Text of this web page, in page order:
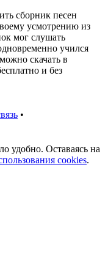
сборник песен
усмотрению из
мог слушать
учился
скачать в
и без
•
удобно. Оставаясь на
cookies.